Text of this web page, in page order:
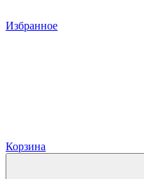
Избранное
Корзина